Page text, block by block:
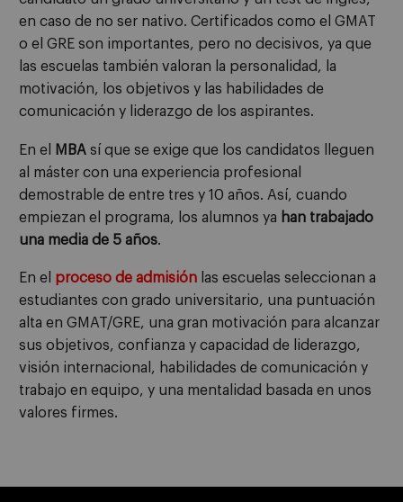
en caso de no ser nativo. Certificados como el GMAT
o el GRE son importantes, pero no decisivos, ya que
las escuelas también valoran la personalidad, la
motivación, los objetivos y las habilidades de
comunicación y liderazgo de los aspirantes.
En el MBA sí que se exige que los candidatos lleguen
al máster con una experiencia profesional
demostrable de entre tres y 10 años. Así, cuando
empiezan el programa, los alumnos ya han trabajado
una media de 5 años.
En el proceso de admisión las escuelas seleccionan a
estudiantes con grado universitario, una puntuación
alta en GMAT/GRE, una gran motivación para alcanzar
sus objetivos, confianza y capacidad de liderazgo,
visión internacional, habilidades de comunicación y
trabajo en equipo, y una mentalidad basada en unos
valores firmes.